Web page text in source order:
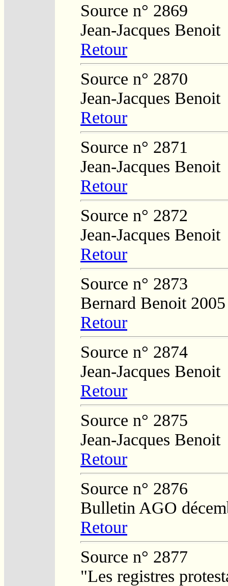
Source n° 2869
Jean-Jacques Benoit
Retour
Source n° 2870
Jean-Jacques Benoit
Retour
Source n° 2871
Jean-Jacques Benoit
Retour
Source n° 2872
Jean-Jacques Benoit
Retour
Source n° 2873
Bernard Benoit 2005
Retour
Source n° 2874
Jean-Jacques Benoit
Retour
Source n° 2875
Jean-Jacques Benoit
Retour
Source n° 2876
Bulletin AGO
Retour
Source n° 2877
"Les registres